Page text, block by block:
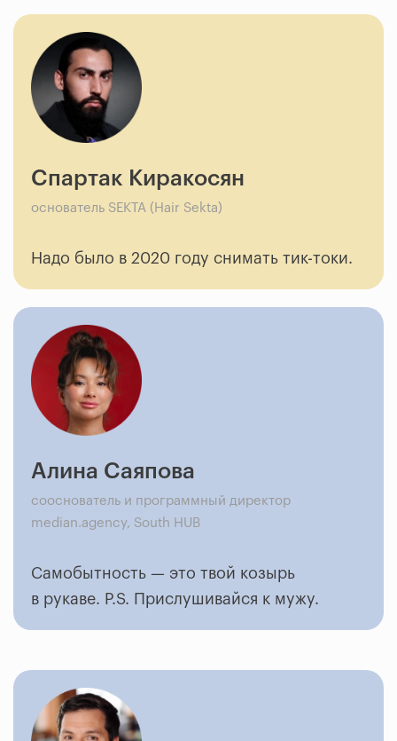
Спартак Киракосян
основатель SEKTA (Hair Sekta)
Надо было в 2020 году снимать тик-токи.
Алина Саяпова
сооснователь и программный директор
median.agency, South HUB
Самобытность — это твой козырь
в рукаве. P.S. Прислушивайся к мужу.